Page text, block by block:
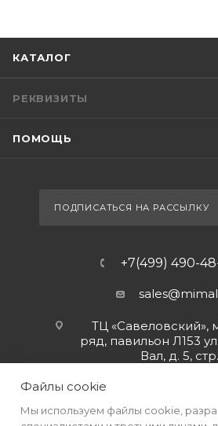
КАТАЛОГ
РЕКВИЗИТЫ
ПОМОЩЬ
ПОДПИСАТЬСЯ НА РАССЫЛКУ
+7(499) 490-
ТЦ «Савеловский»,
ряд, павильон Л153
Вал, д. 5,
Файлы cookie
Мы используем файлы cookie,